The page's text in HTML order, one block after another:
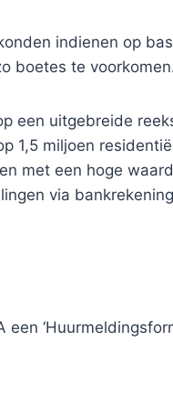
indienen op
boetes te
een uitgebreide
1,5 miljoen
met een hoge
via